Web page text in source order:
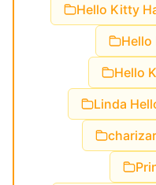
Hello Kitty
Hello
Hello
Linda